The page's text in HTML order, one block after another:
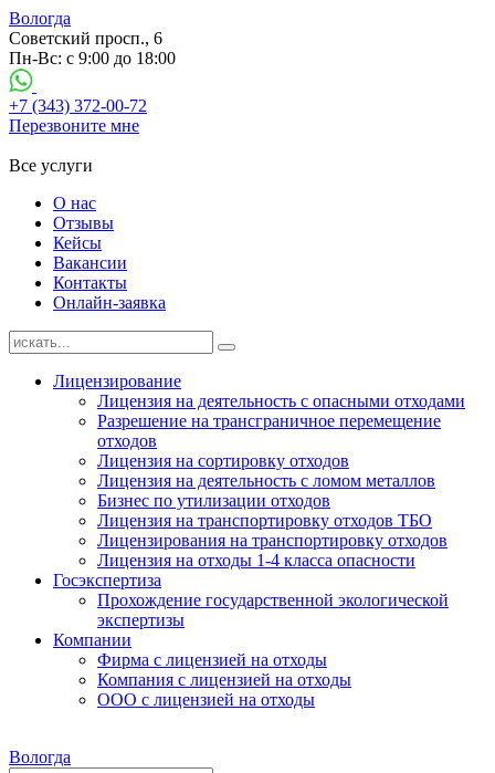
Вологда
Советский просп., 6
Пн-Вс: с 9:00 до 18:00
+7 (343) 372-00-72
Перезвоните мне
Все услуги
О нас
Отзывы
Кейсы
Вакансии
Контакты
Онлайн-заявка
Лицензирование
Лицензия на деятельность с опасными отходами
Разрешение на трансграничное перемещение
отходов
Лицензия на сортировку отходов
Лицензия на деятельность с ломом металлов
Бизнес по утилизации отходов
Лицензия на транспортировку отходов ТБО
Лицензирования на транспортировку отходов
Лицензия на отходы 1-4 класса опасности
Госэкспертиза
Прохождение государственной экологической
экспертизы
Компании
Фирма с лицензией на отходы
Компания с лицензией на отходы
ООО с лицензией на отходы
Вологда